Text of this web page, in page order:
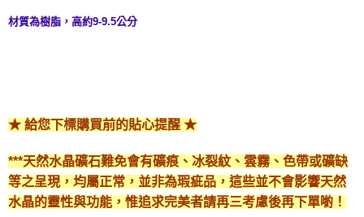
材質為樹脂，高約9-9.5公分
★ 給您下標購買前的貼心提醒 ★
***天然水晶礦石難免會有礦痕、冰裂紋、雲霧、色帶或礦缺
等之呈現，均屬正常，並非為瑕疵品，這些並不會影響天然
水晶的靈性與功能，惟追求完美者請再三考慮後再下單喲！